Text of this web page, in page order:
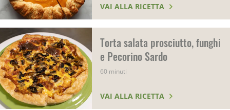
VAI ALLA RICETTA
Torta salata prosciutto, funghi
e Pecorino Sardo
60 minuti
VAI ALLA RICETTA